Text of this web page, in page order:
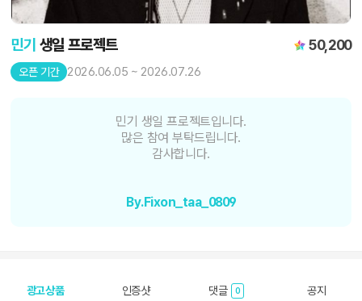
민기 생일 프로젝트 50,200
오픈 기간 2026.06.05 ~ 2026.07.26
민기 생일 프로젝트입니다.
많은 참여 부탁드립니다.
감사합니다.
By.Fixon_taa_0809
광고상품 인증샷 댓글 0 공지